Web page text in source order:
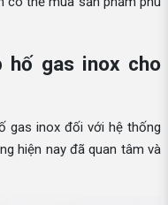
hố gas inox cho
gas inox đối với hệ thống
hiện nay đã quan tâm và